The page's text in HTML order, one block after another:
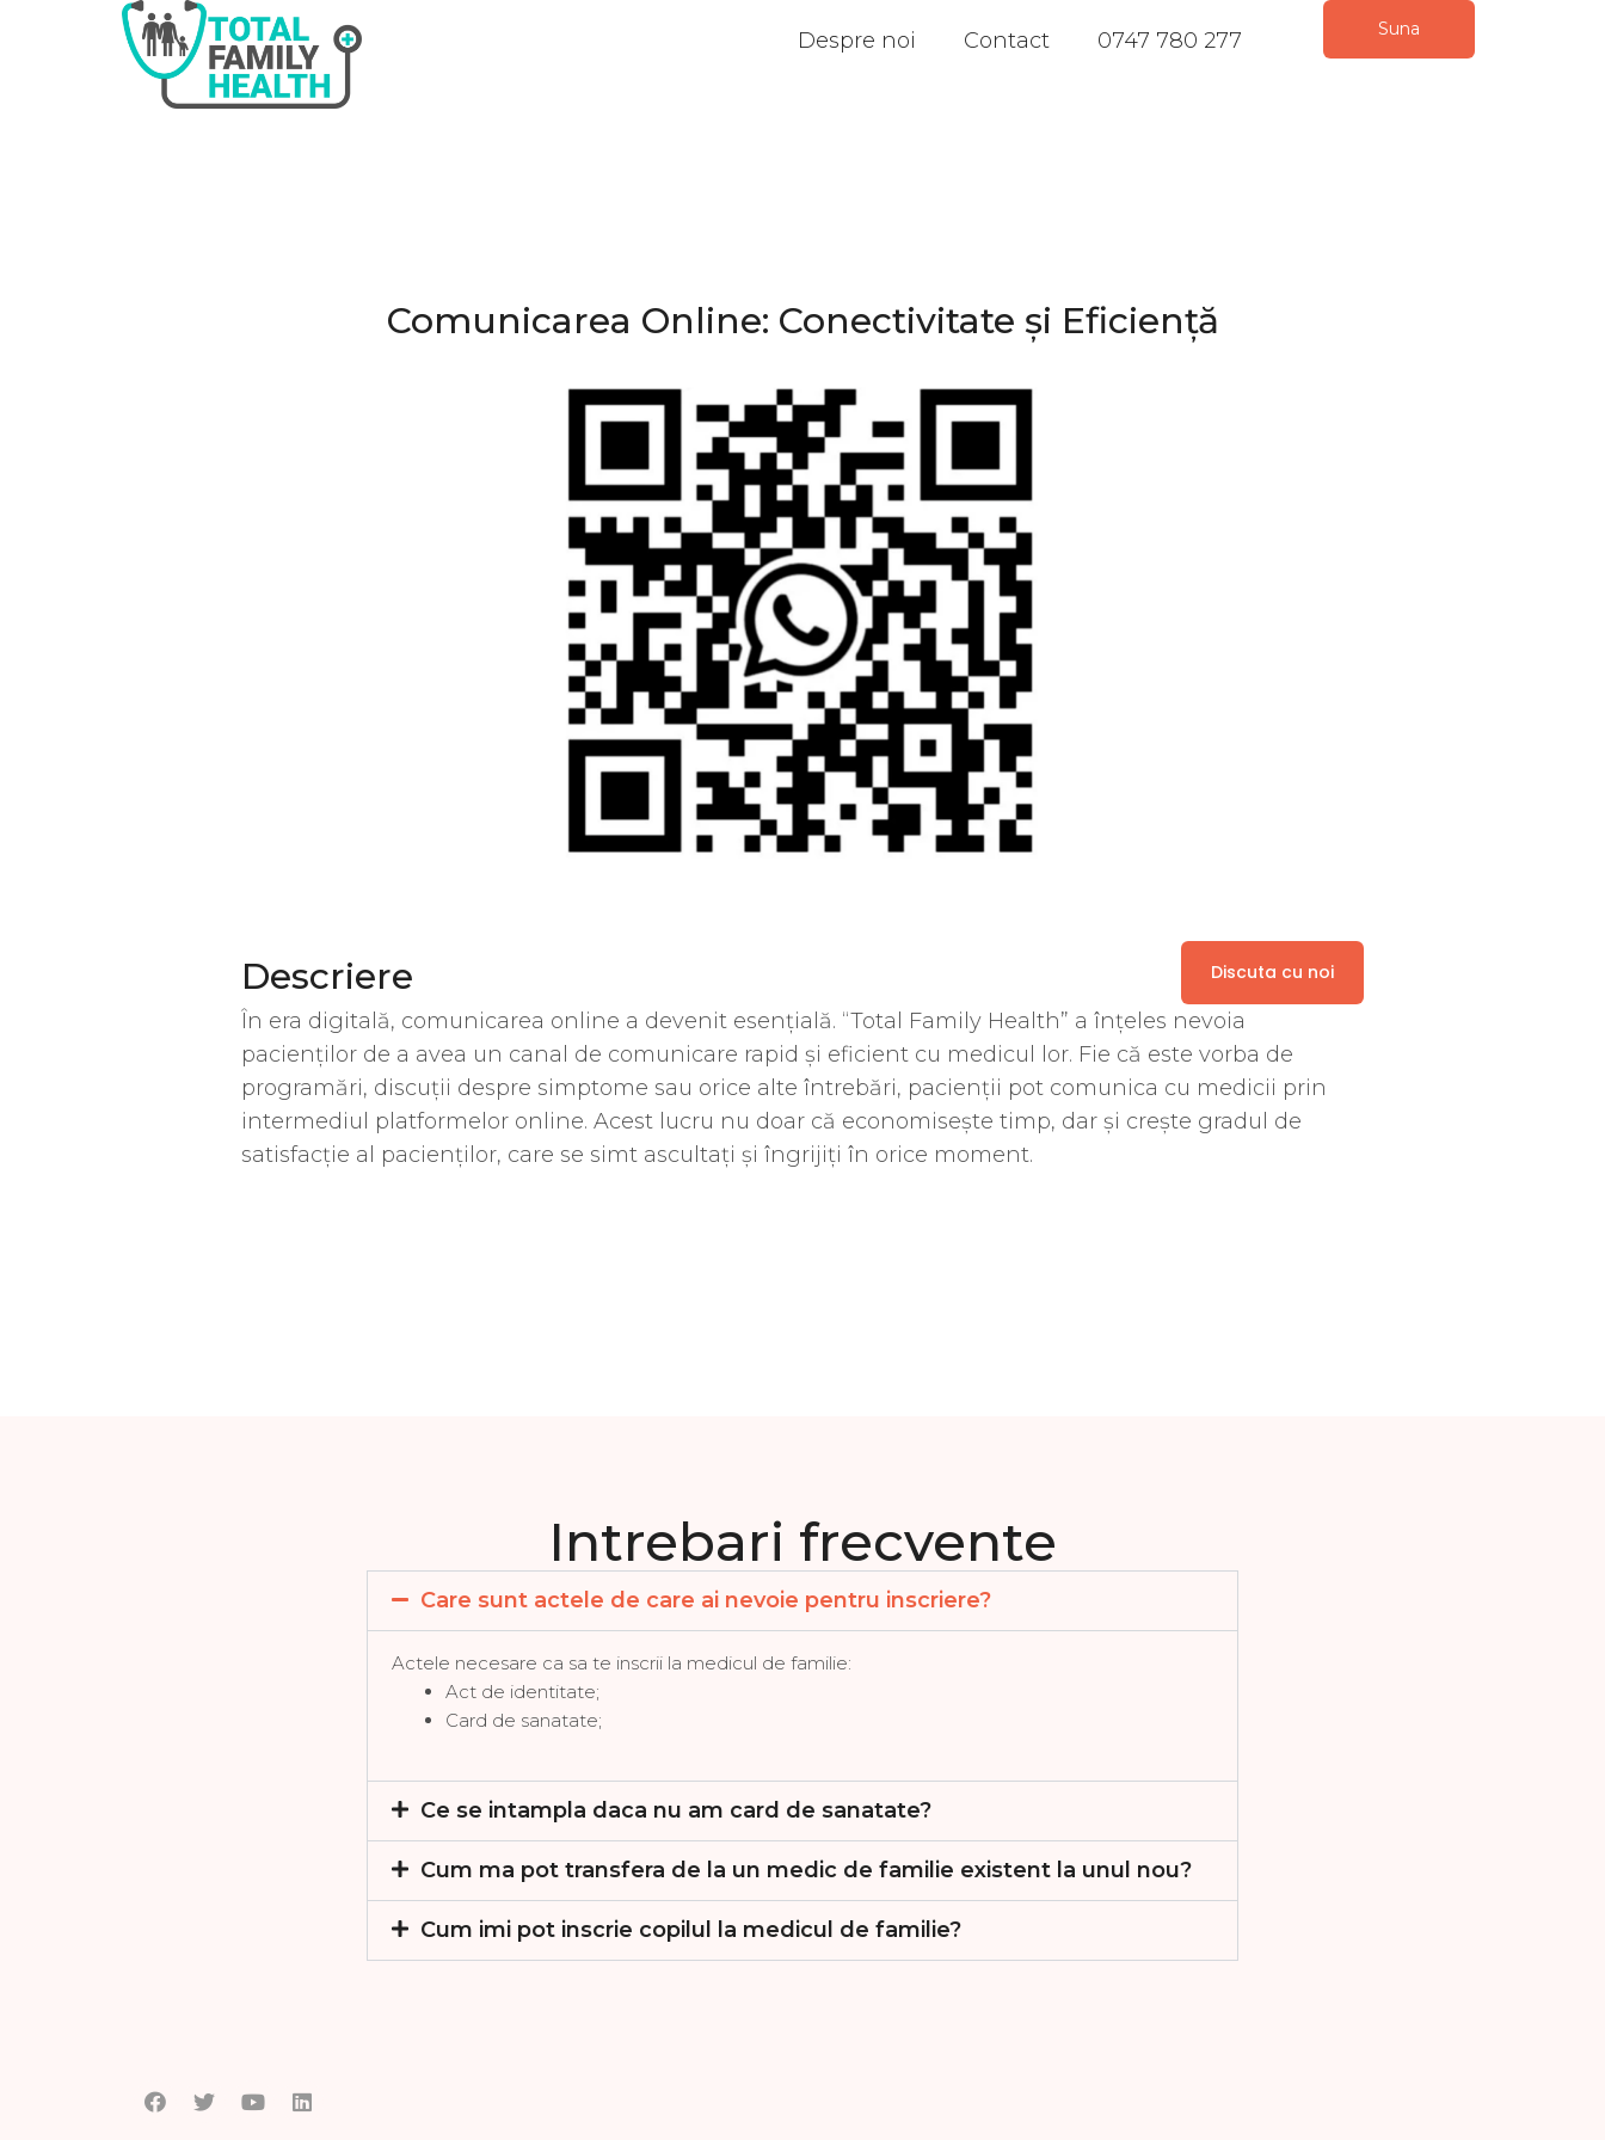
Despre noi Contact 0747 780 277 Suna
Comunicarea Online: Conectivitate și Eficiență
Descriere Discuta cu noi
În era digitală, comunicarea online a devenit esențială. “Total Family Health” a înțeles nevoia
pacienților de a avea un canal de comunicare rapid și eficient cu medicul lor. Fie că este vorba de
programări, discuții despre simptome sau orice alte întrebări, pacienții pot comunica cu medicii prin
intermediul platformelor online. Acest lucru nu doar că economisește timp, dar și crește gradul de
satisfacție al pacienților, care se simt ascultați și îngrijiți în orice moment.
Intrebari frecvente
Care sunt actele de care ai nevoie pentru inscriere?
Actele necesare ca sa te inscrii la medicul de familie:
Act de identitate;
Card de sanatate;
Ce se intampla daca nu am card de sanatate?
Cum ma pot transfera de la un medic de familie existent la unul nou?
Cum imi pot inscrie copilul la medicul de familie?